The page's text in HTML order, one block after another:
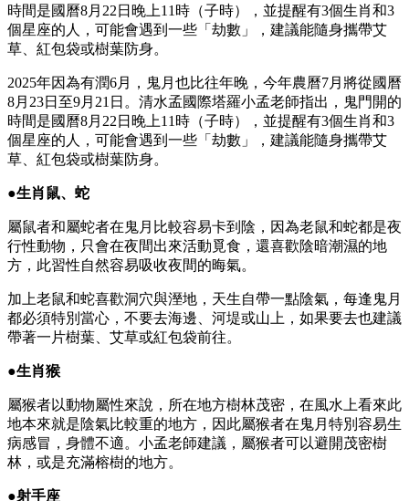
時間是國曆8月22日晚上11時（子時），並提醒有3個生肖和3
個星座的人，可能會遇到一些「劫數」，建議能隨身攜帶艾
草、紅包袋或樹葉防身。
2025年因為有潤6月，鬼月也比往年晚，今年農曆7月將從國曆
8月23日至9月21日。清水孟國際塔羅小孟老師指出，鬼門開的
時間是國曆8月22日晚上11時（子時），並提醒有3個生肖和3
個星座的人，可能會遇到一些「劫數」，建議能隨身攜帶艾
草、紅包袋或樹葉防身。
●生肖鼠、蛇
屬鼠者和屬蛇者在鬼月比較容易卡到陰，因為老鼠和蛇都是夜
行性動物，只會在夜間出來活動覓食，還喜歡陰暗潮濕的地
方，此習性自然容易吸收夜間的晦氣。
加上老鼠和蛇喜歡洞穴與溼地，天生自帶一點陰氣，每逢鬼月
都必須特別當心，不要去海邊、河堤或山上，如果要去也建議
帶著一片樹葉、艾草或紅包袋前往。
●生肖猴
屬猴者以動物屬性來說，所在地方樹林茂密，在風水上看來此
地本來就是陰氣比較重的地方，因此屬猴者在鬼月特別容易生
病感冒，身體不適。小孟老師建議，屬猴者可以避開茂密樹
林，或是充滿榕樹的地方。
●射手座